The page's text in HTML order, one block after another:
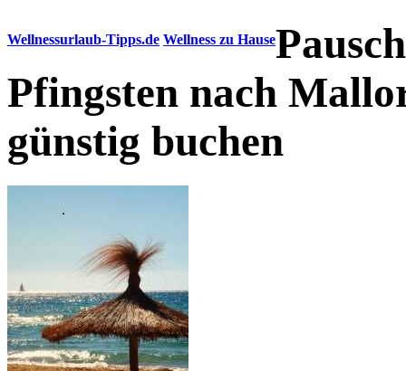
Wellnessurlaub-Tipps.de Wellness zu Hause
Pfingsten nach
günstig buchen